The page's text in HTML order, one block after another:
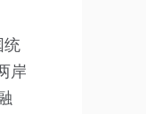
统
岸